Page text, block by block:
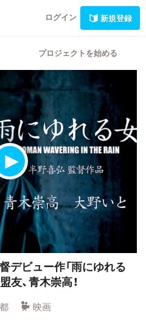
ログイン 新規登録
プロジェクトを始める
デビュー作「雨にゆれる
友、青木崇高！
映画